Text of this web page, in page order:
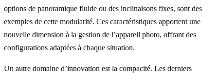
options de panoramique fluide ou des inclinaisons fixes, sont des
exemples de cette modularité. Ces caractéristiques apportent une
nouvelle dimension à la gestion de l’appareil photo, offrant des
configurations adaptées à chaque situation.
Un autre domaine d’innovation est la compacité. Les derniers